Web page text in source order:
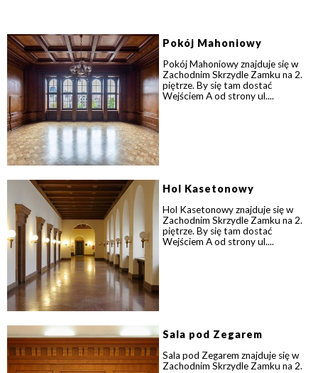
Pokój Mahoniowy
Pokój Mahoniowy znajduje się w
Zachodnim Skrzydle Zamku na 2.
piętrze. By się tam dostać
Wejściem A od strony ul....
Hol Kasetonowy
Hol Kasetonowy znajduje się w
Zachodnim Skrzydle Zamku na 2.
piętrze. By się tam dostać
Wejściem A od strony ul....
Sala pod Zegarem
Sala pod Zegarem znajduje się w
Zachodnim Skrzydle Zamku na 2.